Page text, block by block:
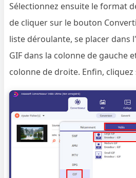
Sélectionnez ensuite le format
de cliquer sur le bouton
liste déroulante, se placer dans
GIF dans la colonne de gauche
colonne de droite. Enfin,